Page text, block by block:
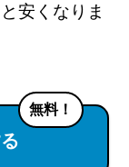
安くなりま
無料！